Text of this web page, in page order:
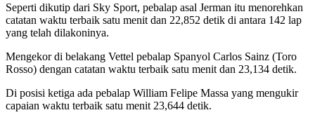
Seperti dikutip dari Sky Sport, pebalap asal Jerman itu menorehkan
catatan waktu terbaik satu menit dan 22,852 detik di antara 142 lap
yang telah dilakoninya.
Mengekor di belakang Vettel pebalap Spanyol Carlos Sainz (Toro
Rosso) dengan catatan waktu terbaik satu menit dan 23,134 detik.
Di posisi ketiga ada pebalap William Felipe Massa yang mengukir
capaian waktu terbaik satu menit 23,644 detik.